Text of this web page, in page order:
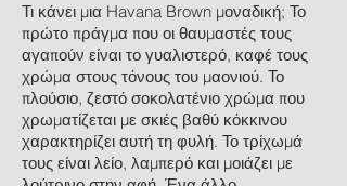
Τι κάνει μια Havana Brown μοναδική; Το
πρώτο πράγμα που οι θαυμαστές τους
αγαπούν είναι το γυαλιστερό, καφέ τους
χρώμα στους τόνους του μαονιού. Το
πλούσιο, ζεστό σοκολατένιο χρώμα που
χρωματίζεται με σκιές βαθύ κόκκινου
χαρακτηρίζει αυτή τη φυλή. Το τρίχωμά
τους είναι λείο, λαμπερό και μοιάζει με